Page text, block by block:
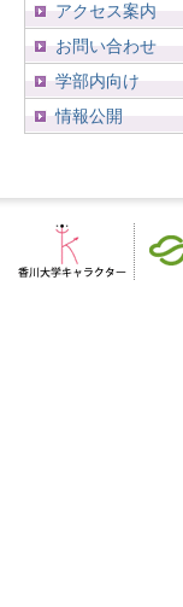
アクセス案内
お問い合わせ
学部内向け
情報公開